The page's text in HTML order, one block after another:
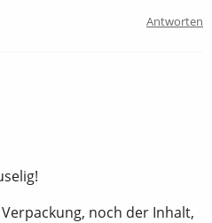
Antworten
noch der Inhalt,